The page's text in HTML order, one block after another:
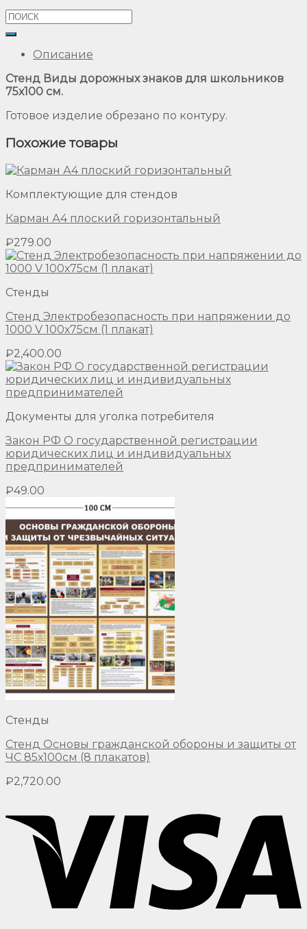
Описание
Стенд Виды дорожных знаков для школьников
75х100 см.
Готовое изделие обрезано по контуру.
Похожие товары
Комплектующие для стендов
Карман А4 плоский горизонтальный
₽279.00
Стенды
Стенд Электробезопасность при напряжении до
1000 V 100х75см (1 плакат)
₽2,400.00
Документы для уголка потребителя
Закон РФ О государственной регистрации
юридических лиц и индивидуальных
предпринимателей
₽49.00
Стенды
Стенд Основы гражданской обороны и защиты от
ЧС 85х100см (8 плакатов)
₽2,720.00